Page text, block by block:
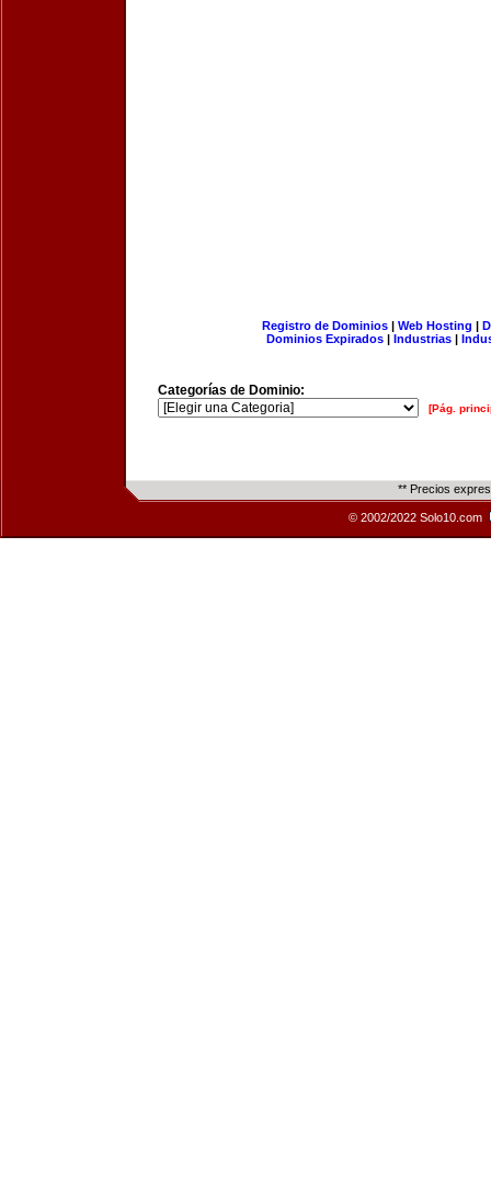
Registro de Dominios| Web Hosting |
Dominios Expirados | Industrias |
Categorías de Dominio:
[Pág.
** Precios
© 2002/2022 Solo10.com